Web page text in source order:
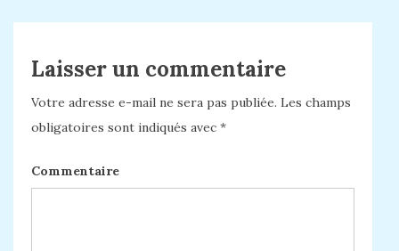
Laisser un commentaire
Votre adresse e-mail ne sera pas publiée. Les champs
obligatoires sont indiqués avec *
Commentaire